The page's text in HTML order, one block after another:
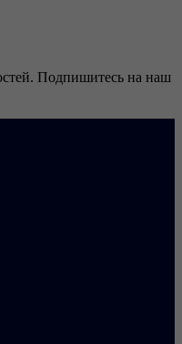
Подпишитесь на наш